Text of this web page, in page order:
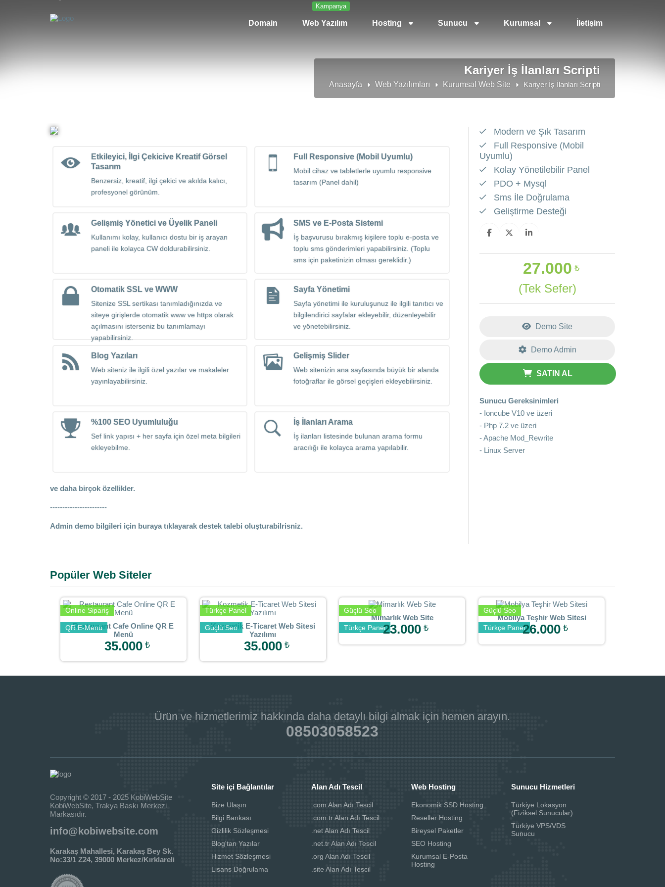
Domain
Kampanya
Web Yazılım Hosting Sunucu Kurumsal İletişim
Kariyer İş İlanları Scripti
Anasayfa Web Yazılımları Kurumsal Web Site Kariyer İş İlanları Scripti
Modern ve Şık Tasarım
Full Responsive (Mobil
Uyumlu)
Kolay Yönetilebilir Panel
PDO + Mysql
Sms İle Doğrulama
Geliştirme Desteği
₺
27.000
(Tek Sefer)
Demo Site
Demo Admin
SATIN AL
Sunucu Gereksinimleri
- Ioncube V10 ve üzeri
- Php 7.2 ve üzeri
- Apache Mod_Rewrite
- Linux Server
Etkileyici, İlgi Çekicive Kreatif Görsel
Tasarım
Benzersiz, kreatif, ilgi çekici ve akılda kalıcı,
profesyonel görünüm.
Full Responsive (Mobil Uyumlu)
Mobil cihaz ve tabletlerle uyumlu responsive
tasarım (Panel dahil)
Gelişmiş Yönetici ve Üyelik Paneli
Kullanımı kolay, kullanıcı dostu bir iş arayan
paneli ile kolayca CW doldurabilirsiniz.
SMS ve E-Posta Sistemi
İş başvurusu bırakmış kişilere toplu e-posta ve
toplu sms gönderimleri yapabilirsiniz. (Toplu
sms için paketinizin olması gereklidir.)
Otomatik SSL ve WWW
Sitenize SSL sertikası tanımladığınızda ve
siteye girişlerde otomatik www ve https olarak
açılmasını isterseniz bu tanımlamayı
yapabilirsiniz.
Sayfa Yönetimi
Sayfa yönetimi ile kuruluşunuz ile ilgili tanıtıcı ve
bilgilendirici sayfalar ekleyebilir, düzenleyebilir
ve yönetebilirsiniz.
Blog Yazıları
Web siteniz ile ilgili özel yazılar ve makaleler
yayınlayabilirsiniz.
Gelişmiş Slider
Web sitenizin ana sayfasında büyük bir alanda
fotoğraflar ile görsel geçişleri ekleyebilirsiniz.
%100 SEO Uyumluluğu
Sef link yapısı + her sayfa için özel meta bilgileri
ekleyebilme.
İş İlanları Arama
İş ilanları listesinde bulunan arama formu
aracılığı ile kolayca arama yapılabilir.
ve daha birçok özellikler.
-----------------------
Admin demo bilgileri için buraya tıklayarak destek talebi oluşturabilrisniz.
Popüler Web Siteler
Online Sipariş
QR E-Menü
Restaurant Cafe Online QR E
Menü
₺
35.000
Türkçe Panel
Güçlü Seo
Kozmetik E-Ticaret Web Sitesi
Yazılımı
₺
35.000
Güçlü Seo
Türkçe Panel
Mimarlık Web Site
₺
23.000
Güçlü Seo
Türkçe Panel
Mobilya Teşhir Web Sitesi
₺
26.000
Ürün ve hizmetlerimiz hakkında daha detaylı bilgi almak için hemen arayın.
08503058523
Copyright © 2017 - 2025 KobiWebSite
KobiWebSite, Trakya Baskı Merkezi
Markasıdır.
info@kobiwebsite.com
Karakaş Mahallesi, Karakaş Bey Sk.
No:33/1 Z24, 39000 Merkez/Kırklareli
Site içi Bağlantılar
Bize Ulaşın
Bilgi Bankası
Gizlilik Sözleşmesi
Blog'tan Yazılar
Hizmet Sözleşmesi
Lisans Doğrulama
Alan Adı Tescil
.com Alan Adı Tescil
.com.tr Alan Adı Tescil
.net Alan Adı Tescil
.net.tr Alan Adı Tescil
.org Alan Adı Tescil
.site Alan Adı Tescil
Web Hosting
Ekonomik SSD Hosting
Reseller Hosting
Bireysel Paketler
SEO Hosting
Kurumsal E-Posta
Hosting
Sunucu Hizmetleri
Türkiye Lokasyon
(Fiziksel Sunucular)
Türkiye VPS/VDS
Sunucu